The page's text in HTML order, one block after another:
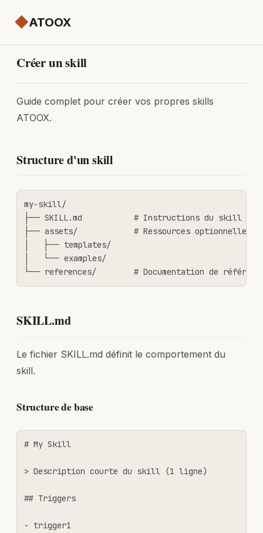
◆ATOOX
Créer un skill
Guide complet pour créer vos propres skills
ATOOX.
Structure d'un skill
my-skill/
├── SKILL.md           # Instructions du skill
├── assets/            # Ressources optionnelles
│   ├── templates/
│   └── examples/
└── references/        # Documentation de
SKILL.md
Le fichier SKILL.md définit le comportement du
skill.
Structure de base
# My Skill
> Description courte du skill (1 ligne)
## Triggers
- trigger1